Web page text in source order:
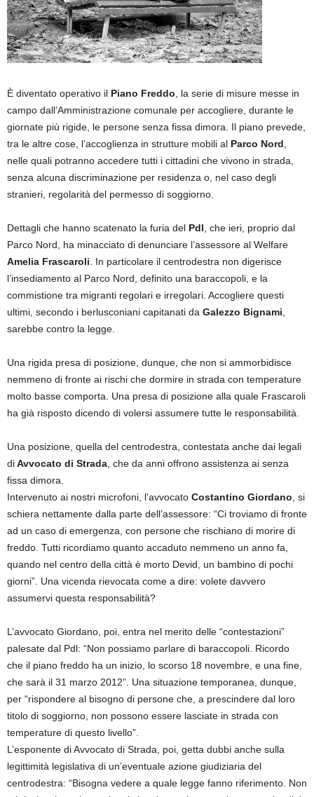
È diventato operativo il Piano Freddo , la serie di misure messe in
campo dall’Amministrazione comunale per accogliere, durante le
giornate più rigide, le persone senza fissa dimora. Il piano prevede,
tra le altre cose, l’accoglienza in strutture mobili al Parco Nord
nelle quali potranno accedere tutti i cittadini che vivono in strada,
senza alcuna discriminazione per residenza o, nel caso degli
stranieri, regolarità del permesso di soggiorno.
Dettagli che hanno scatenato la furia del Pdl , che ieri, proprio dal
Parco Nord, ha minacciato di denunciare l’assessore al Welfare
Amelia Frascaroli . In particolare il centrodestra non digerisce
l’insediamento al Parco Nord, definito una baraccopoli, e la
commistione tra migranti regolari e irregolari. Accogliere questi
ultimi, secondo i berlusconiani capitanati da Galezzo Bignami
sarebbe contro la legge.
Una rigida presa di posizione, dunque, che non si ammorbidisce
nemmeno di fronte ai rischi che dormire in strada con temperature
molto basse comporta. Una presa di posizione alla quale Frascaroli
ha già risposto dicendo di volersi assumere tutte le responsabilità.
Una posizione, quella del centrodestra, contestata anche dai legali
diAvvocato di Strada , che da anni offrono assistenza ai senza
fissa dimora.
Intervenuto ai nostri microfoni, l’avvocato Costantino Giordano , si
schiera nettamente dalla parte dell’assessore: “Ci troviamo di fronte
ad un caso di emergenza, con persone che rischiano di morire di
freddo. Tutti ricordiamo quanto accaduto nemmeno un anno fa,
quando nel centro della città è morto Devid, un bambino di pochi
giorni”. Una vicenda rievocata come a dire: volete davvero
assumervi questa responsabilità?
L’avvocato Giordano, poi, entra nel merito delle “contestazioni”
palesate dal Pdl: “Non possiamo parlare di baraccopoli. Ricordo
che il piano freddo ha un inizio, lo scorso 18 novembre, e una fine,
che sarà il 31 marzo 2012”. Una situazione temporanea, dunque,
per “rispondere al bisogno di persone che, a prescindere dal loro
titolo di soggiorno, non possono essere lasciate in strada con
temperature di questo livello”.
L’esponente di Avvocato di Strada, poi, getta dubbi anche sulla
legittimità legislativa di un’eventuale azione giudiziaria del
centrodestra: “Bisogna vedere a quale legge fanno riferimento. Non